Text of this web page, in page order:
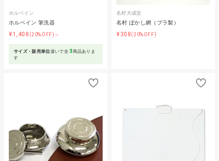
ホルベイン
ホルベイン 筆洗器
¥1,408 (20%OFF)～
サイズ・販売単位違いで全3商品ありま
す
名村大成堂
名村 ぼかし網（プラ製）
¥308(20%OFF)